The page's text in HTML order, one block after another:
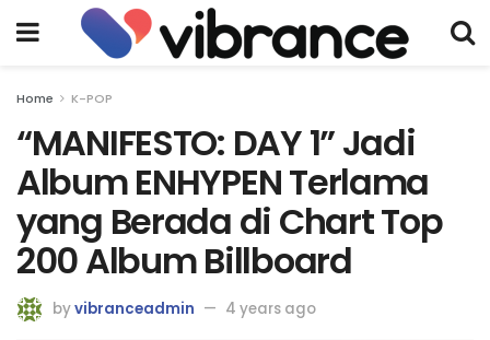
Home K-POP
“MANIFESTO: DAY 1” Jadi
Album ENHYPEN Terlama
yang Berada di Chart Top
200 Album Billboard
byvibranceadmin 4 years ago